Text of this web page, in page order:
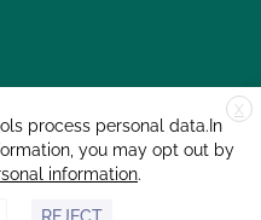
de 120 días
aplica estiércol?
mejor para mi
X
process personal data.In
you may opt out by
information.